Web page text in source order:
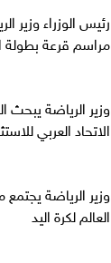
مراسم قرعة بطولة
وزير الرياضة يبحث
الاتحاد العربي
وزير الرياضة يجتمع
العالم لكرة اليد